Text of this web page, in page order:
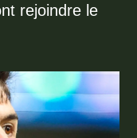
rejoindre le